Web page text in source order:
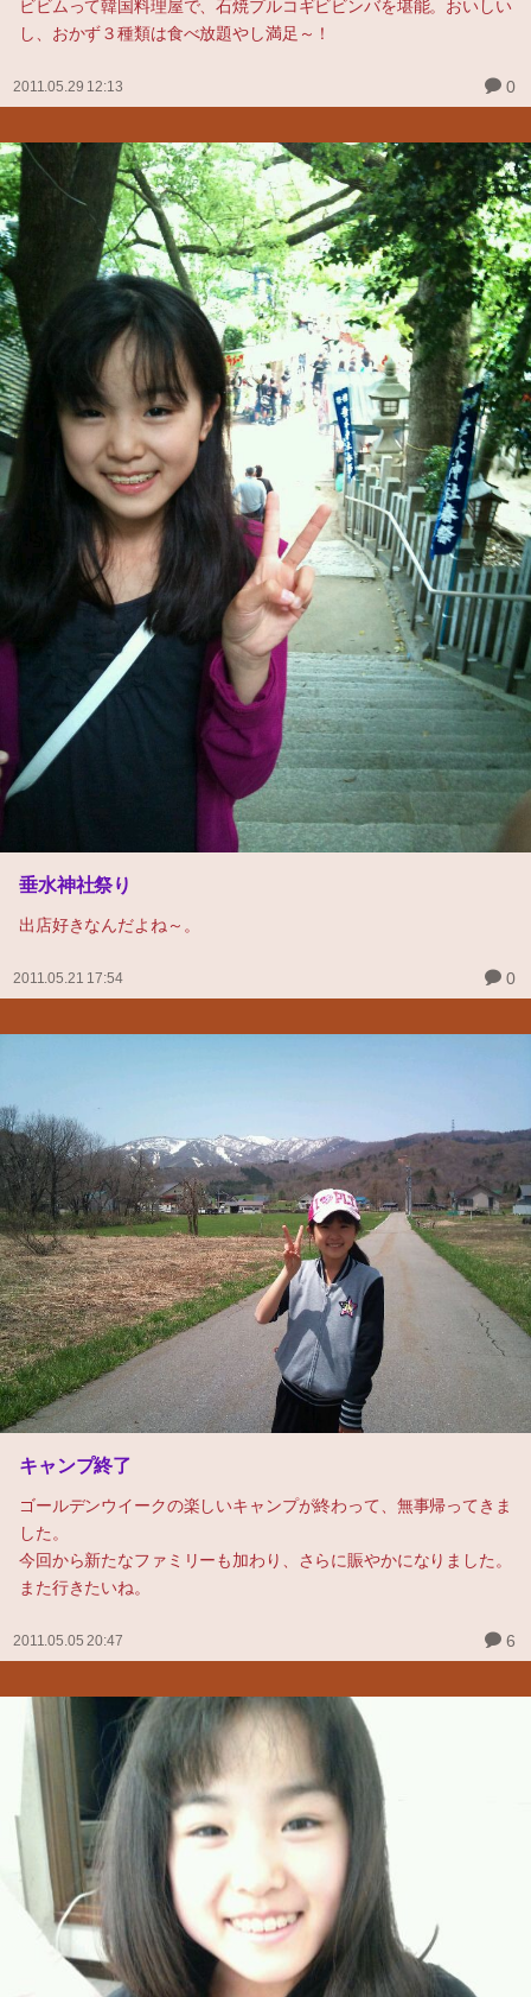
ビビムって韓国料理屋で、石焼プルコギビビンバを堪能。おいしい
し、おかず３種類は食べ放題やし満足～！
2011.05.29 12:13 0
垂水神社祭り
出店好きなんだよね～。
2011.05.21 17:54 0
キャンプ終了
ゴールデンウイークの楽しいキャンプが終わって、無事帰ってきま
した。
今回から新たなファミリーも加わり、さらに賑やかになりました。
また行きたいね。
2011.05.05 20:47 6